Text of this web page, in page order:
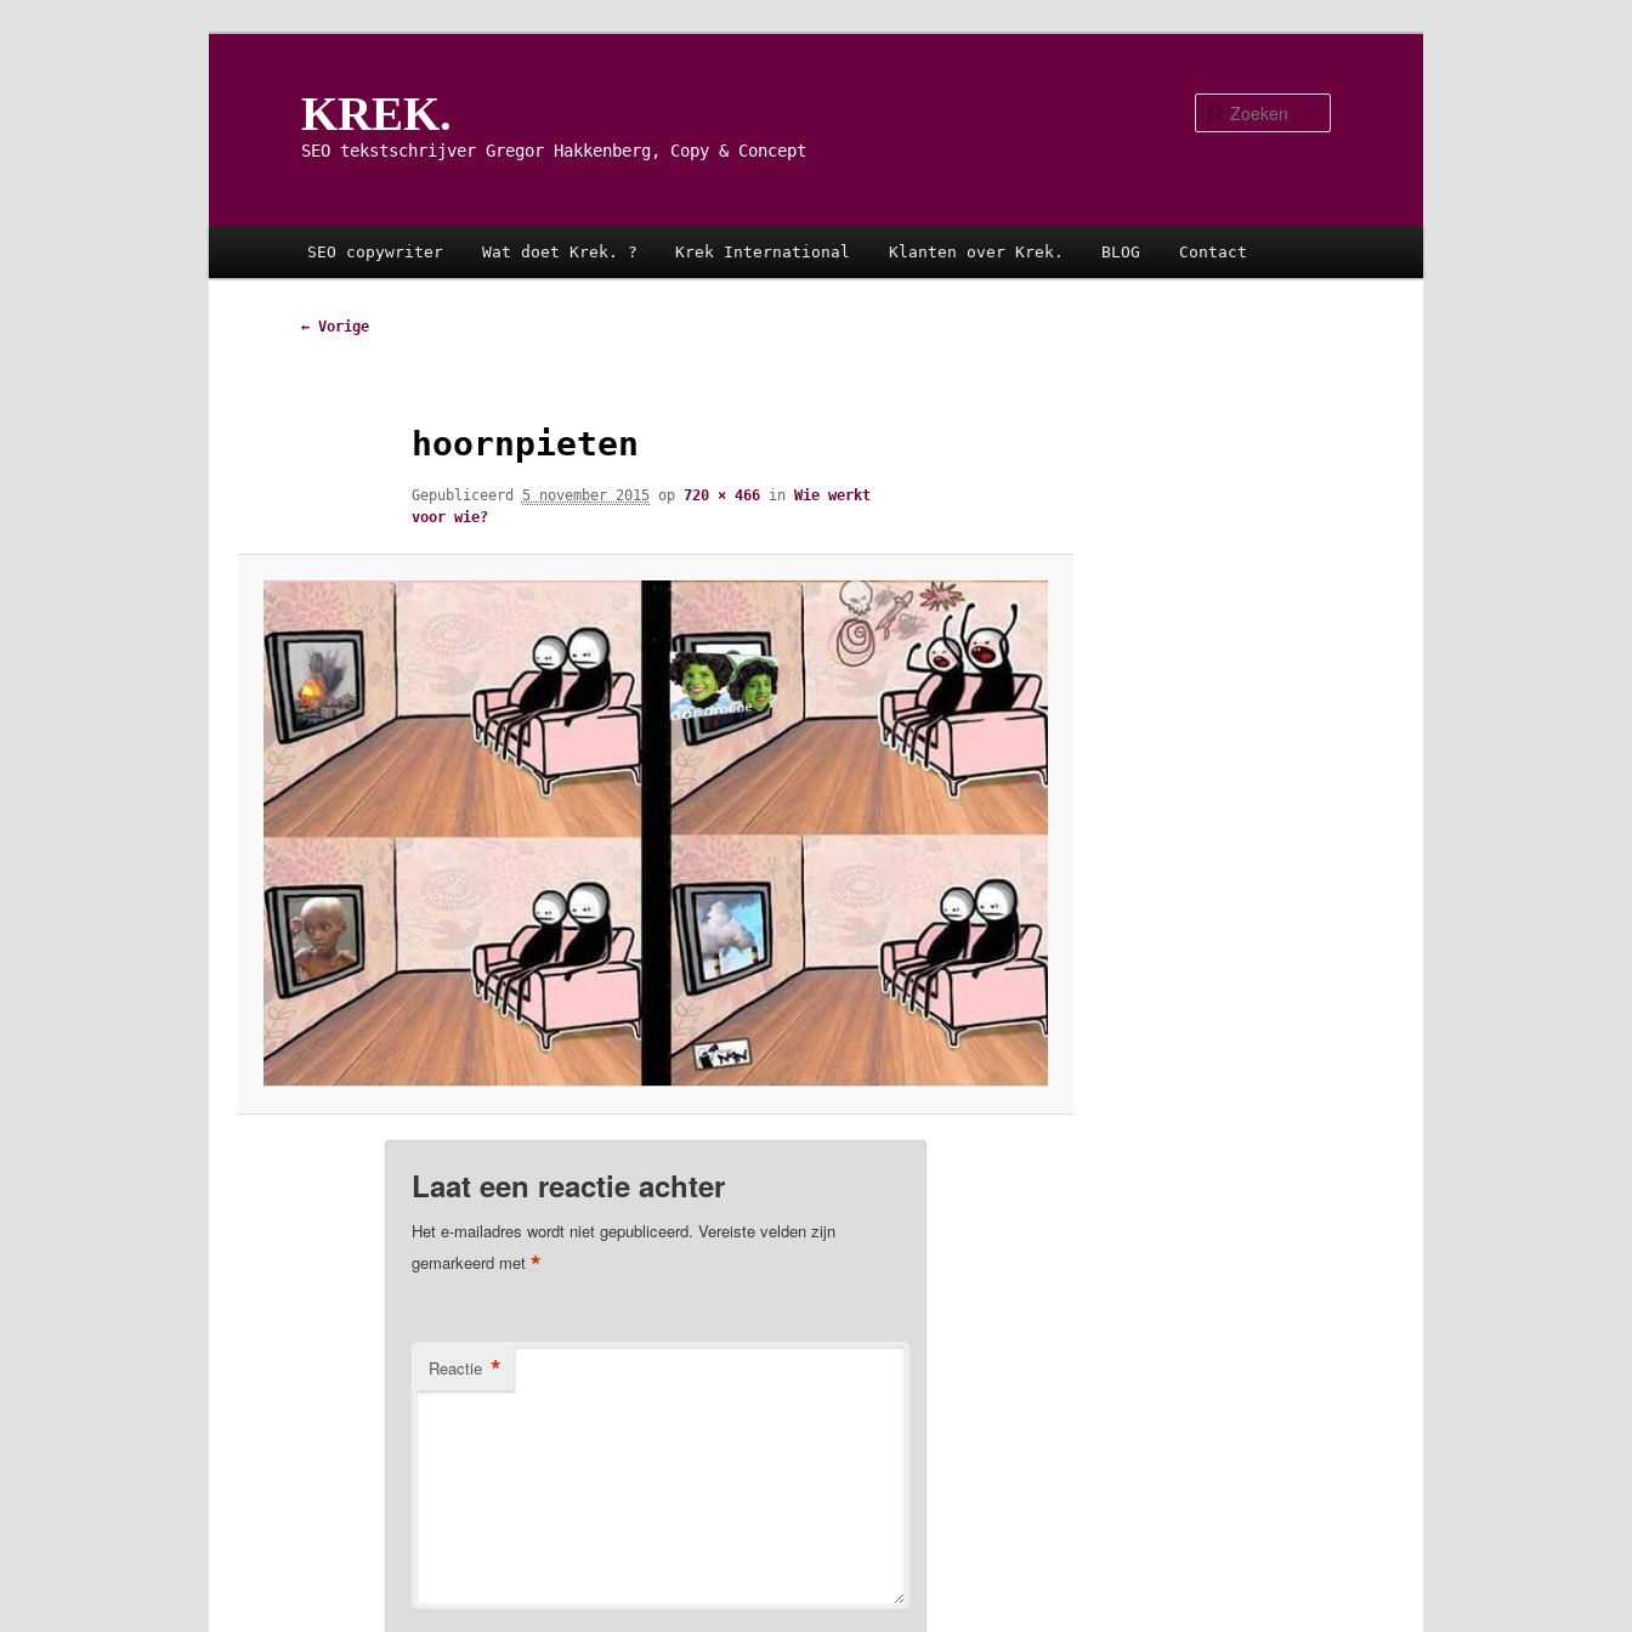
KREK.
SEO tekstschrijver Gregor Hakkenberg, Copy & Concept
SEO copywriter Wat doet Krek. ? Krek International Klanten over Krek. BLOG Contact
Afbeeldingsnavigatie
← Vorige
hoornpieten
Gepubliceerd 5 november 2015op 720 × 466in Wie werkt
voor wie?
Laat een reactie achter
Het e-mailadres wordt niet gepubliceerd. Vereiste velden zijn
gemarkeerd met *
Reactie *